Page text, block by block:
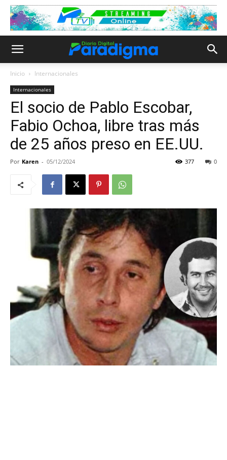
Inicio Internacionales
Internacionales
El socio de Pablo Escobar,
Fabio Ochoa, libre tras más
de 25 años preso en EE.UU.
Por Karen - 05/12/2024 0
377